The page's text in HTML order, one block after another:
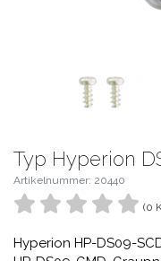
Typ Hyperion
Artikelnummer: 20440
(0
Hyperion HP-DS09-